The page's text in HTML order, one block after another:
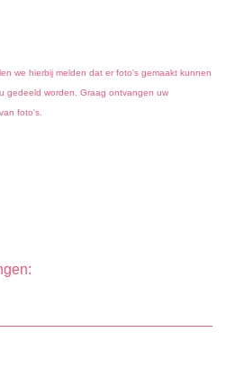
we hierbij melden dat er foto's gemaakt kunnen
gedeeld worden. Graag ontvangen uw
foto's.